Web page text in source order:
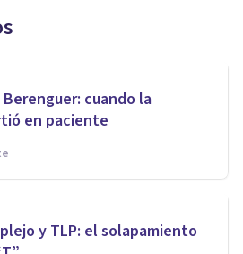
cuando la
en paciente
y TLP: el solapamiento